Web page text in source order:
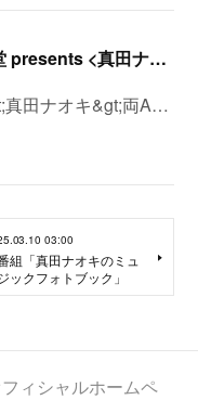
8/11(火・祝)浅草・音のヨーロー堂 presents <真田ナオキ>両A面シングル「プルメリア ラプソディ / 陽が沈む前に…」発売記念 スペシャルイベント開催決定！
真田ナオキ&gt;両A…
03:00
組「真田ナオキのミュ
ックフォトブック」
ィシャルホームペ